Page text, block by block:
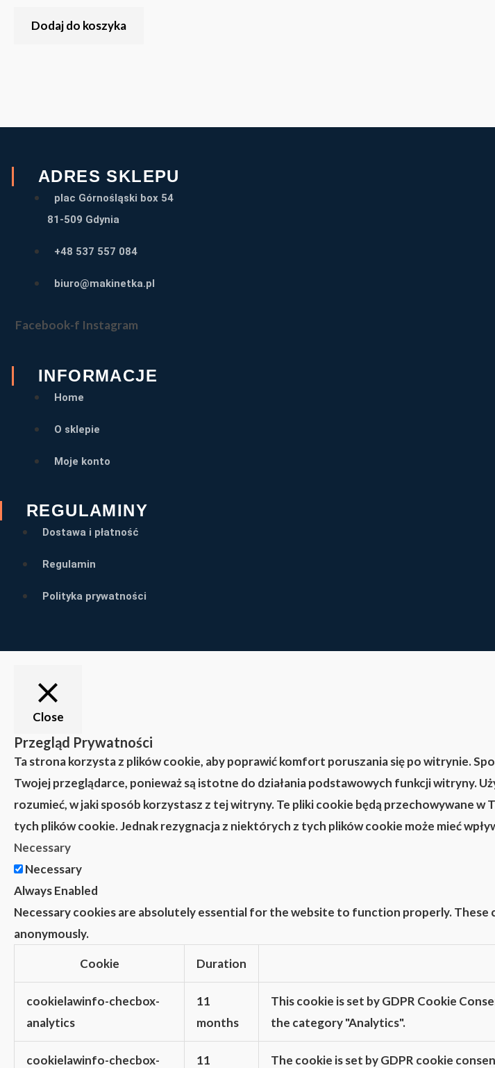
Dodaj do koszyka
ADRES SKLEPU
plac Górnośląski box 54
81-509 Gdynia
+48 537 557 084
biuro@makinetka.pl
Facebook-f Instagram
INFORMACJE
Home
O sklepie
Moje konto
REGULAMINY
Dostawa i płatność
Regulamin
Polityka prywatności
Close
Przegląd Prywatności
Ta strona korzysta z plików cookie, aby poprawić komfort poruszania się po witrynie.
Twojej przeglądarce, ponieważ są istotne do działania podstawowych funkcji witryny.
rozumieć, w jaki sposób korzystasz z tej witryny. Te pliki cookie będą przechowywane
tych plików cookie. Jednak rezygnacja z niektórych z tych plików cookie może mieć
Necessary
Necessary
Always Enabled
Necessary cookies are absolutely essential for the website to function properly.
anonymously.
Cookie Duration
cookielawinfo-checbox-
analytics
11
months
This cookie is set by GDPR Cookie
the category "Analytics".
cookielawinfo-checbox- 11 The cookie is set by GDPR cookie